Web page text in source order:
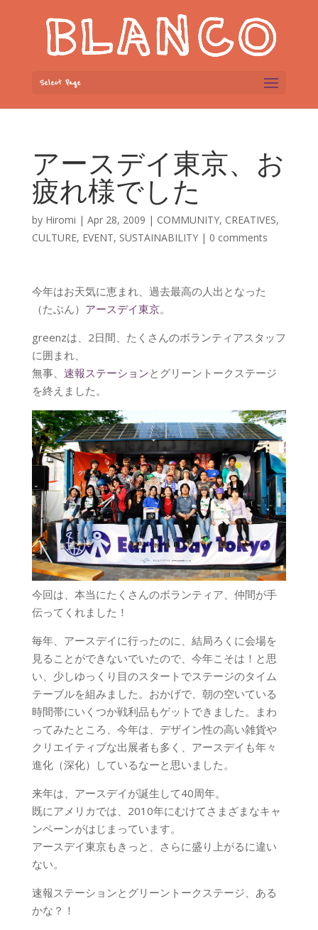
Select Page
アースデイ東京、お
疲れ様でした
by Hiromi | Apr 28, 2009 | COMMUNITY, CREATIVES,
CULTURE, EVENT, SUSTAINABILITY| 0 comments
今年はお天気に恵まれ、過去最高の人出となった
（たぶん） アースデイ東京。
greenzは、2日間、たくさんのボランティアスタッフ
に囲まれ、
無事、 速報ステーションとグリーントークステージ
を終えました。
今回は、本当にたくさんのボランティア、仲間が手
伝ってくれました！
毎年、アースデイに行ったのに、結局ろくに会場を
見ることができないでいたので、今年こそは！と思
い、少しゆっくり目のスタートでステージのタイム
テーブルを組みました。おかげで、朝の空いている
時間帯にいくつか戦利品もゲットできました。まわ
ってみたところ、今年は、デザイン性の高い雑貨や
クリエイティブな出展者も多く、アースデイも年々
進化（深化）しているなーと思いました。
来年は、アースデイが誕生して40周年。
既にアメリカでは、2010年にむけてさまざまなキャ
ンペーンがはじまっています。
アースデイ東京もきっと、さらに盛り上がるに違い
ない。
速報ステーションとグリーントークステージ、ある
かな？！